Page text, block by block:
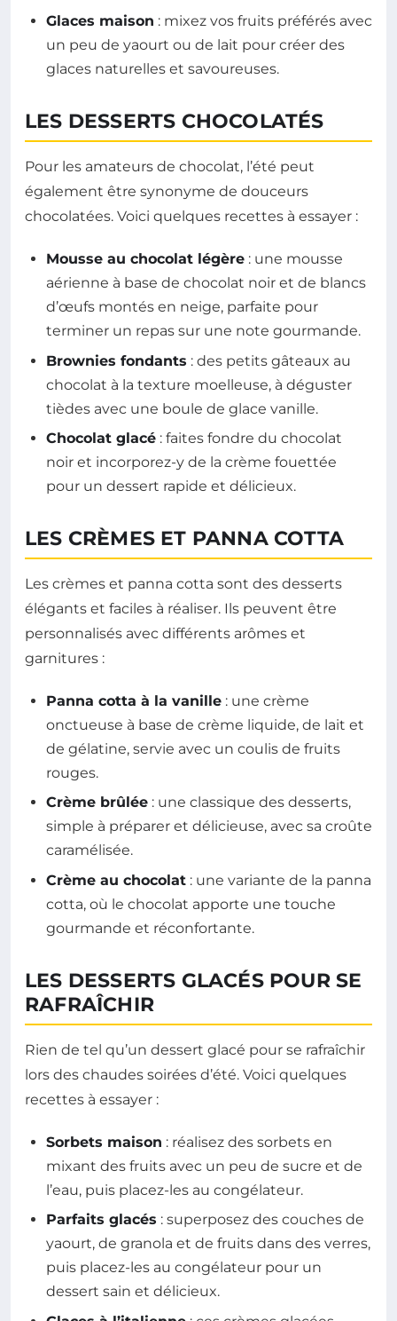
Glaces maison : mixez vos fruits préférés avec
un peu de yaourt ou de lait pour créer des
glaces naturelles et savoureuses.
LES DESSERTS CHOCOLATÉS
Pour les amateurs de chocolat, l’été peut
également être synonyme de douceurs
chocolatées. Voici quelques recettes à essayer :
Mousse au chocolat légère : une mousse
aérienne à base de chocolat noir et de blancs
d’œufs montés en neige, parfaite pour
terminer un repas sur une note gourmande.
Brownies fondants : des petits gâteaux au
chocolat à la texture moelleuse, à déguster
tièdes avec une boule de glace vanille.
Chocolat glacé : faites fondre du chocolat
noir et incorporez-y de la crème fouettée
pour un dessert rapide et délicieux.
LES CRÈMES ET PANNA COTTA
Les crèmes et panna cotta sont des desserts
élégants et faciles à réaliser. Ils peuvent être
personnalisés avec différents arômes et
garnitures :
Panna cotta à la vanille : une crème
onctueuse à base de crème liquide, de lait et
de gélatine, servie avec un coulis de fruits
rouges.
Crème brûlée : une classique des desserts,
simple à préparer et délicieuse, avec sa croûte
caramélisée.
Crème au chocolat : une variante de la panna
cotta, où le chocolat apporte une touche
gourmande et réconfortante.
LES DESSERTS GLACÉS POUR SE
RAFRAÎCHIR
Rien de tel qu’un dessert glacé pour se rafraîchir
lors des chaudes soirées d’été. Voici quelques
recettes à essayer :
Sorbets maison : réalisez des sorbets en
mixant des fruits avec un peu de sucre et de
l’eau, puis placez-les au congélateur.
Parfaits glacés : superposez des couches de
yaourt, de granola et de fruits dans des verres,
puis placez-les au congélateur pour un
dessert sain et délicieux.